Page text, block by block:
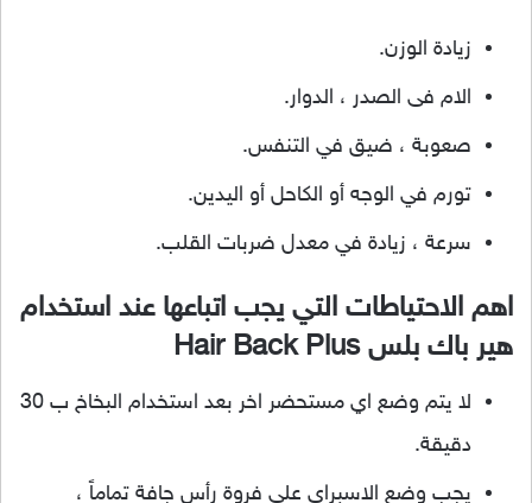
زيادة الوزن.
الام فى الصدر ، الدوار.
صعوبة ، ضيق في التنفس.
تورم في الوجه أو الكاحل أو اليدين.
سرعة ، زيادة في معدل ضربات القلب.
اهم الاحتياطات التي يجب اتباعها عند استخدام
هير باك بلس Hair Back Plus
لا يتم وضع اي مستحضر اخر بعد استخدام البخاخ ب 30
دقيقة.
يجب وضع الاسبراي علي فروة رأس جافة تماماً ،